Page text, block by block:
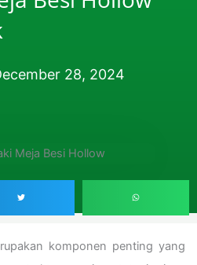
28, 2024
komponen penting yang